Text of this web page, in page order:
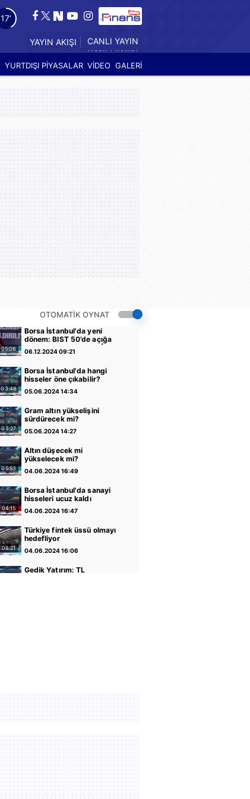
16’
YAYIN AKIŞI
YURTDIŞI PİYASALAR VİDEO GALERİ
OTOMATİK OYNAT
05:06
Borsa İstanbul'da yeni
dönem: BIST 50’de açığa
satış yasağı kaldırıldı |
Video
06.12.2024 09:21
03:48
Borsa İstanbul'da hangi
hisseler öne çıkabilir?
05.06.2024 14:34
03:27
Gram altın yükselişini
sürdürecek mi?
05.06.2024 14:27
05:53
Altın düşecek mi
yükselecek mi?
04.06.2024 16:49
04:15
Borsa İstanbul'da sanayi
hisseleri ucuz kaldı
04.06.2024 16:47
08:21
Türkiye fintek üssü olmayı
hedefliyor
04.06.2024 16:06
Gedik Yatırım: TL
02:22
Türk Eurobondları iyi bir
alternatif
30.04.2024 16:45
01:12
2400 seviyesi önemli
30.04.2024 17:02
35:30
TCMB Başkanı Fatih
Karahan: Parasal sıkılığı
koruyacağız
08.02.2024 11:36